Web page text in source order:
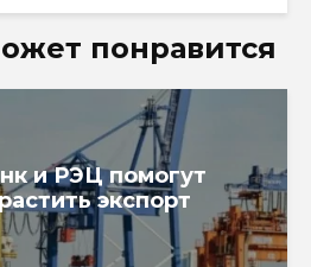
понравится
и РЭЦ помогут
экспорт